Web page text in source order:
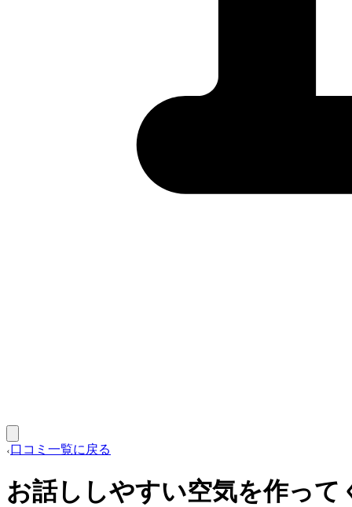
口コミ一覧に戻る
お話ししやすい空気を作っ